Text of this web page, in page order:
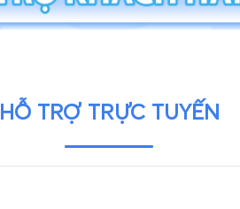
HỖ TRỢ TRỰC TUYẾN